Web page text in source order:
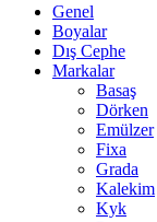
Genel
Boyalar
Dış Cephe
Markalar
Basaş
Dörken
Emülzer
Fixa
Grada
Kalekim
Kyk